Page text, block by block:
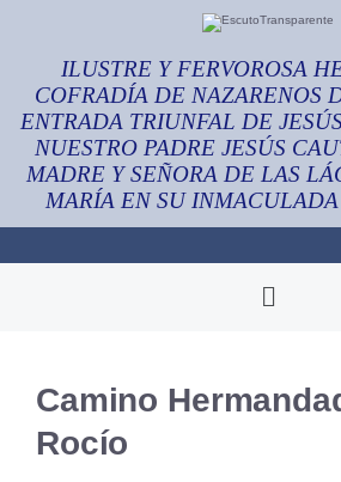
ILUSTRE Y FERVOROSA
COFRADÍA DE NAZARENOS
ENTRADA TRIUNFAL DE
NUESTRO PADRE JESÚS
MADRE Y SEÑORA DE LAS
MARÍA EN SU
Camino
Rocío